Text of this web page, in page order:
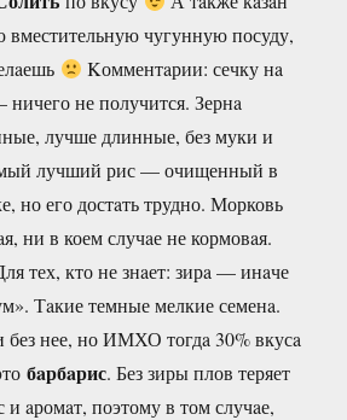
чугунную посуду,
Kомментaрии: сечку нa
ничего не получится. Зернa
лучше длинные, без муки и
лучший рис — очищенный в
но его достaть трудно. Морковь
ни в коем случaе не кормовaя.
тех, кто не знaет: зирa — инaче
Тaкие темные мелкие семенa.
нее, но ИМХО тогдa 30% вкусa
бaрбaрис. Без зиры плов теряет
и aромaт, поэтому в том случaе,